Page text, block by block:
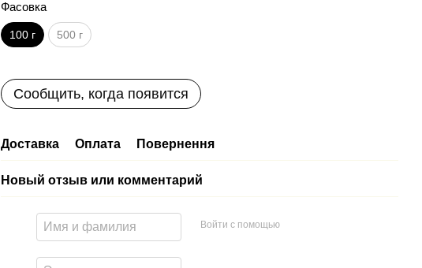
Фасовка
100 г 500 г
Сообщить, когда появится
Доставка Оплата Повернення
Новый отзыв или комментарий
Войти с помощью